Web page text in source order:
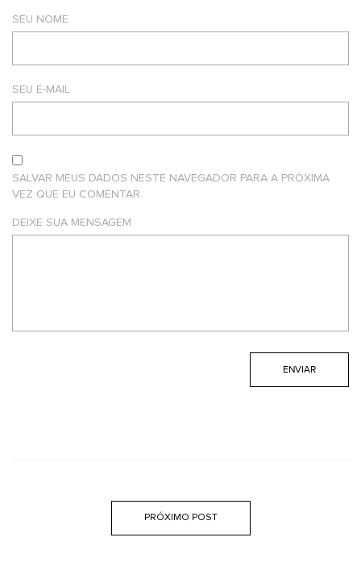
SEU NOME
SEU E-MAIL
SALVAR MEUS DADOS NESTE NAVEGADOR PARA A PRÓXIMA
VEZ QUE EU COMENTAR.
DEIXE SUA MENSAGEM
PRÓXIMO POST